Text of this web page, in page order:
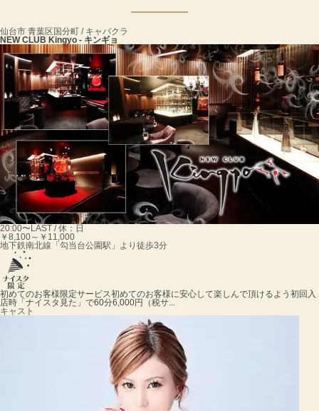
仙台市 青葉区国分町 / キャバクラ
NEW CLUB Kingyo - キンギョ
20:00〜LAST / 休：日
￥8,100～￥11,000
地下鉄南北線「勾当台公園駅」より徒歩3分
初めてのお客様限定サービス初めてのお客様に安心して楽しんで頂けるよう初回入
店時「ナイスタ見た」で60分6,000円（税サ...
キャスト